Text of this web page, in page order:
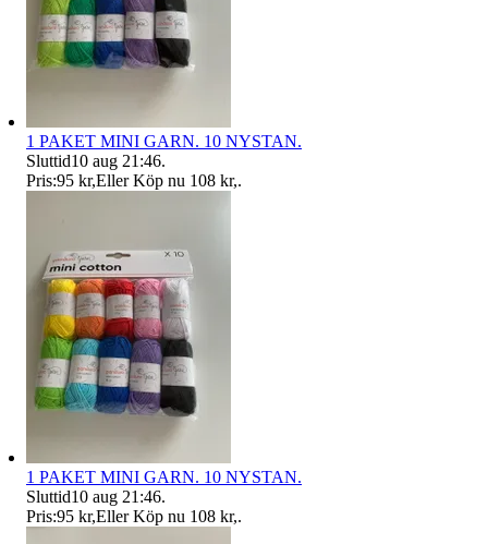
1 PAKET MINI GARN. 10 NYSTAN.
Sluttid10 aug 21:46.
Pris:95 kr,Eller Köp nu 108 kr,.
1 PAKET MINI GARN. 10 NYSTAN.
Sluttid10 aug 21:46.
Pris:95 kr,Eller Köp nu 108 kr,.